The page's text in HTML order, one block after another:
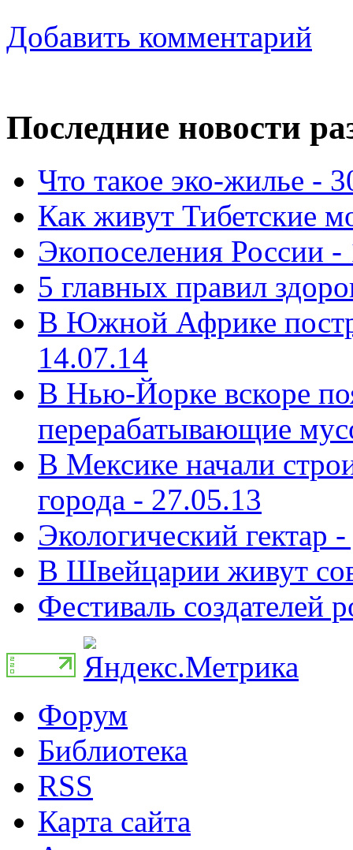
Добавить комментарий
Последние новости
Что такое эко-жилье -
Как живут Тибетские
Экопоселения России -
5 главных правил
В Южной Африке
14.07.14
В Нью-Йорке вскоре
перерабатывающие
В Мексике начали
города - 27.05.13
Экологический гектар
В Швейцарии живут
Фестиваль создателей
Форум
Библиотека
RSS
Карта сайта